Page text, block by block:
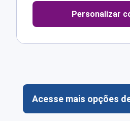
Personalizar
Acesse mais opções